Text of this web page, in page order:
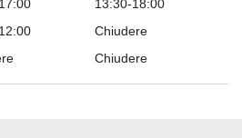
13:30-18:00
Chiudere
Chiudere